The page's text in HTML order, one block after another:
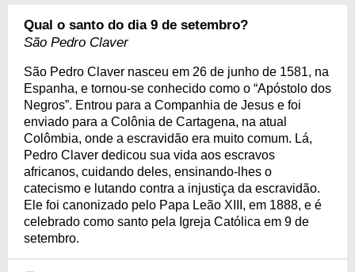
Qual o santo do dia 9 de setembro?
São Pedro Claver
São Pedro Claver nasceu em 26 de junho de 1581, na
Espanha, e tornou-se conhecido como o “Apóstolo dos
Negros”. Entrou para a Companhia de Jesus e foi
enviado para a Colônia de Cartagena, na atual
Colômbia, onde a escravidão era muito comum. Lá,
Pedro Claver dedicou sua vida aos escravos
africanos, cuidando deles, ensinando-lhes o
catecismo e lutando contra a injustiça da escravidão.
Ele foi canonizado pelo Papa Leão XIII, em 1888, e é
celebrado como santo pela Igreja Católica em 9 de
setembro.